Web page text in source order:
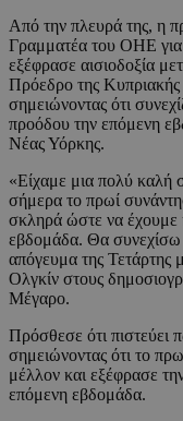
Από την πλευρά της, η
Γραμματέα του ΟΗΕ
εξέφρασε αισιοδοξία
Πρόεδρο της
σημειώνοντας ότι
προόδου την επόμενη
Νέας Υόρκης.
«Είχαμε μια πολύ καλή
σήμερα το πρωί
σκληρά ώστε να έχουμε
εβδομάδα. Θα συνεχίσω
απόγευμα της Τετάρτης
Ολγκίν στους
Μέγαρο.
Πρόσθεσε ότι πιστεύει
σημειώνοντας ότι το
μέλλον και εξέφρασε
επόμενη εβδομάδα.